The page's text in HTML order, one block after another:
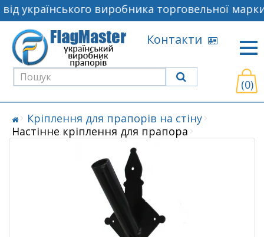
українського виробника торговельної
Контакти
(0)
Кріплення для прапорів на стіну
Настінне кріплення для прапора